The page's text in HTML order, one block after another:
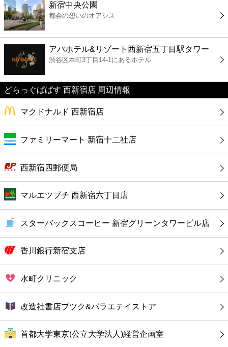
ファミレス
ファーストフード
カフェ
ショッピング
公共
ホテル
新宿中央公園
都会の憩いのオアシス
アパホテル&リゾート西新宿五丁目駅タワー
渋谷区本町3丁目14-1にあるホテル
どらっぐぱぱす 西新宿店 周辺情報
マクドナルド 西新宿店
ファミリーマート 新宿十二社店
西新宿四郵便局
マルエツプチ 西新宿六丁目店
スターバックスコーヒー 新宿グリーンタワービル店
香川銀行新宿支店
水町クリニック
改造社書店ブツク&バラエテイストア
首都大学東京(公立大学法人)経営企画室